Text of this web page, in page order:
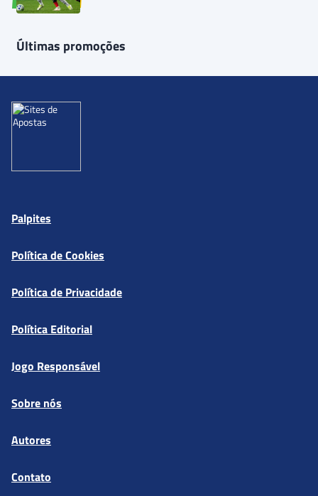
Últimas promoções
Palpites
Política de Cookies
Política de Privacidade
Política Editorial
Jogo Responsável
Sobre nós
Autores
Contato